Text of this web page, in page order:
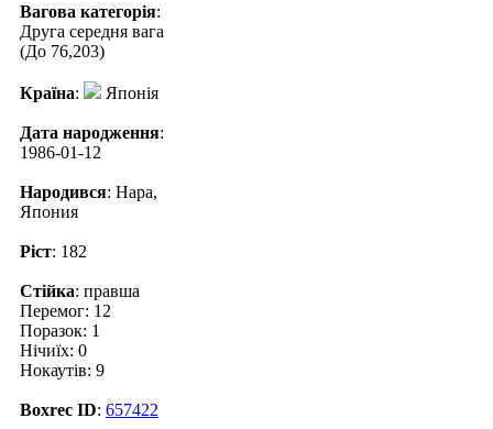
Вагова категорія:
Друга середня вага
(До 76,203)
Країна: Японія
Дата народження:
1986-01-12
Народився: Нара,
Япония
Ріст: 182
Стійка: правша
Перемог: 12
Поразок: 1
Нічиїх: 0
Нокаутів: 9
Boxrec ID: 657422